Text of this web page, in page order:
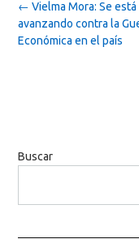
Post
navigation
← Vielma Mora: Se está
avanzando contra la
Económica en el país
Buscar